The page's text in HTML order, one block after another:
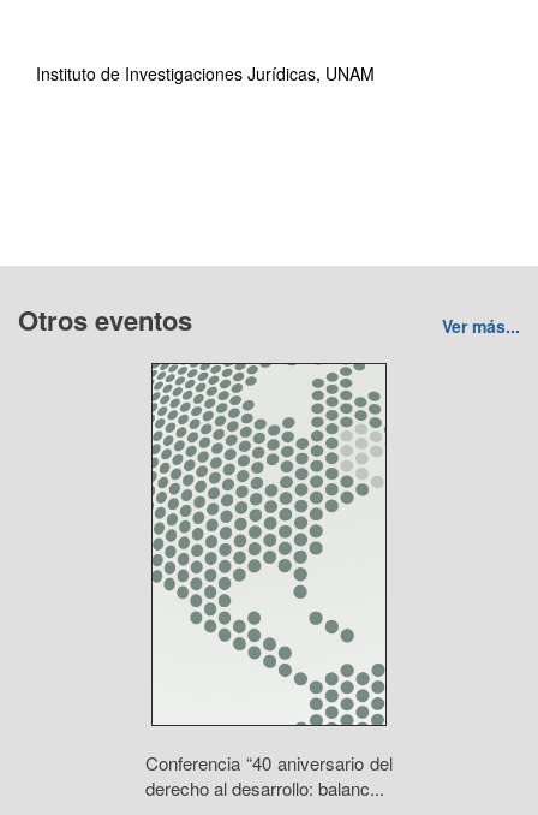
Instituto de Investigaciones Jurídicas, UNAM
Otros eventos Ver más...
Conferencia “40 aniversario del
derecho al desarrollo: balanc...